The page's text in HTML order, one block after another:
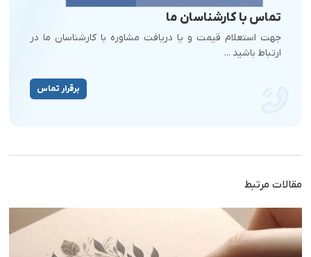
تماس با کارشناسان ما
جهت استعلام قیمت و یا دریافت مشاوره با کارشناسان ما در
ارتباط باشید ...
برقرار تماس
مقالات مرتبط